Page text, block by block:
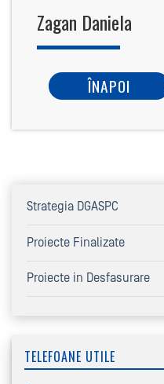
Zagan Daniela
ÎNAPOI
Strategia DGASPC
Proiecte Finalizate
Proiecte in Desfasurare
TELEFOANE UTILE